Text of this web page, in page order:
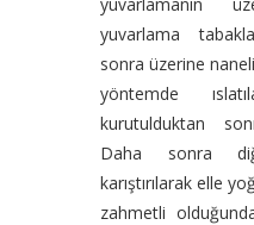
yuvarlama
sonra üzerine
yöntemde
kurutulduktan
Daha sonra
karıştırılarak elle
zahmetli